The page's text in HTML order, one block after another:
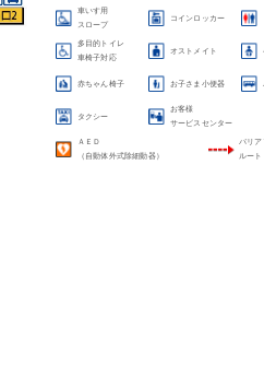
車いす用
スロープ
コインロッカー
多目的トイレ
車椅子対応
オストメイト
赤ちゃん椅子 お子さま小便器
タクシー
お客様
サービスセンター
ＡＥＤ
（自動体外式除細動器）
バリ
ルート